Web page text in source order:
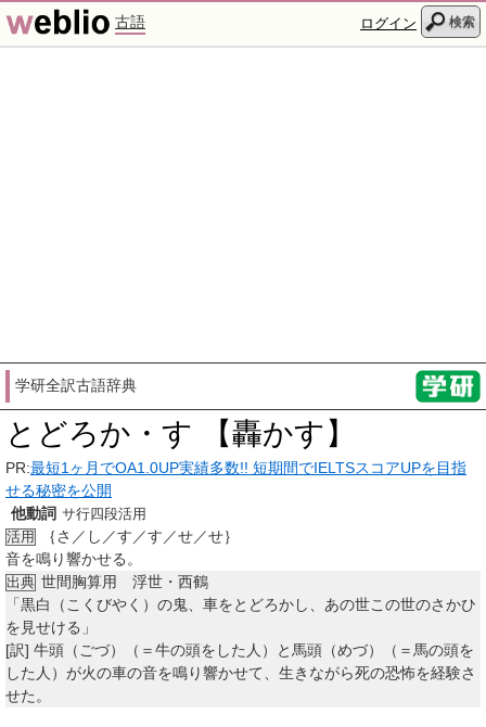
古語 ログイン 検索
学研全訳古語辞典
とどろか・す 【轟かす】
PR:最短1ヶ月でOA1.0UP実績多数!! 短期間でIELTSスコアUPを目指
せる秘密を公開
他動詞 サ行四段活用
活用
｛さ／し／す／す／せ／せ｝
音を鳴り響かせる。
出典 世間胸算用 浮世・西鶴
「黒白（こくびやく）の鬼、車をとどろかし、あの世この世のさかひ
を見せける」
[訳] 牛頭（ごづ）（＝牛の頭をした人）と馬頭（めづ）（＝馬の頭を
した人）が火の車の音を鳴り響かせて、生きながら死の恐怖を経験さ
せた。